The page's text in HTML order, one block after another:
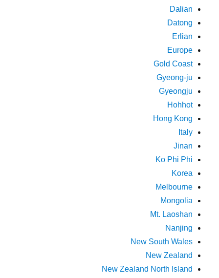
Dalian
Datong
Erlian
Europe
Gold Coast
Gyeong-ju
Gyeongju
Hohhot
Hong Kong
Italy
Jinan
Ko Phi Phi
Korea
Melbourne
Mongolia
Mt. Laoshan
Nanjing
New South Wales
New Zealand
New Zealand North Island